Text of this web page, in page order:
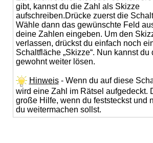
gibt, kannst du die Zahl als Skizze
aufschreiben.Drücke zuerst die
Wähle dann das gewünschte Feld
deine Zahlen eingeben. Um den
verlassen, drückst du einfach noch
Schaltfläche „Skizze“. Nun kannst
gewohnt weiter lösen.
Hinweis- Wenn du auf diese
wird eine Zahl im Rätsel aufgedeckt.
große Hilfe, wenn du feststeckst und
du weitermachen sollst.